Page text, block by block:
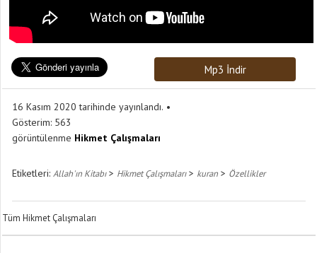
Mp3 İndir
16 Kasım 2020 tarihinde yayınlandı.
Gösterim: 563
görüntülenme Hikmet Çalışmaları
Etiketleri: Allah'ın Kitabı> Hikmet Çalışmaları> kuran > Özellikler
Tüm Hikmet Çalışmaları